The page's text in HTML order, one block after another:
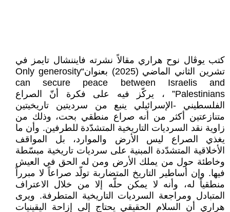
كتب يوڤال نوح هراري مقالاً نشرته فايننشال تايمز في
تشرين الثاني الماضي (2025) بعنوان“Only generosity
can secure peace between Israelis and
Palestinians” ، يركّز فيه على فكرة أنّ الصراع
الفلسطيني -الإسرائيلي ينبع من سرديتين تاريخيتين
متنازعتين أكثر من أنه صراع منطقي بحت، وذلك من
زاوية نقد السرديات التاريخية المتشدّدة للطرفين. وأن ما
يغذي الصراع ليس الأرض والموارد، بل المواقف
الأخلاقية المتشدّدة المبنية على سرديات تاريخية مبسّطة
وخاطئة حول من يملك الأرض ومن له الحق في العيش
فيها. وإن أساطير التاريخ المتضاربة تولّد صراعاً لا مبرراً
منطقياً له، وأنه لا يمكن حلّه إلا من خلال الاعتراف
المتبادل ومراجعة السرديات التاريخية المتطرفة. ويرى
هراري أن السلام الحقيقي يحتاج إلى إزاحة اليقينيات